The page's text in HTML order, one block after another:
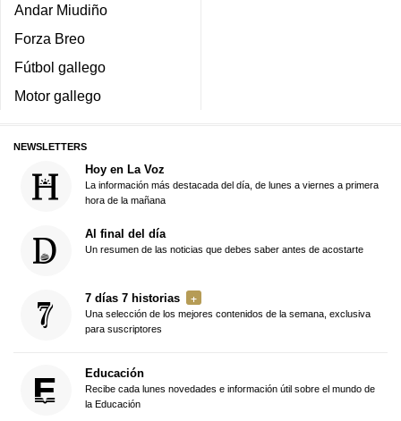
Andar Miudiño
Forza Breo
Fútbol gallego
Motor gallego
NEWSLETTERS
Hoy en La Voz
La información más destacada del día, de lunes a viernes a primera
hora de la mañana
Al final del día
Un resumen de las noticias que debes saber antes de acostarte
7 días 7 historias
Una selección de los mejores contenidos de la semana, exclusiva
para suscriptores
Educación
Recibe cada lunes novedades e información útil sobre el mundo de
la Educación